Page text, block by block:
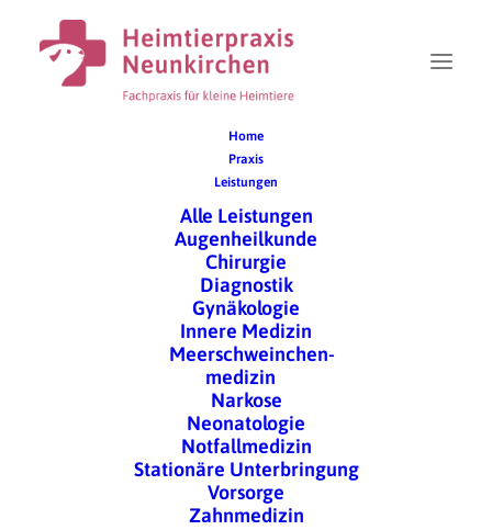
Home
Praxis
Leistungen
Alle Leistungen
Augenheilkunde
Chirurgie
Diagnostik
Gynäkologie
Innere Medizin
Meerschweinchen-
medizin
Narkose
Neonatologie
Notfallmedizin
Stationäre Unterbringung
Vorsorge
Zahnmedizin
Datenschutz
Datenschutz­erklärung
1. Datenschutz auf einen
Allgemeine Hinweise
Die folgenden Hinweise geben einen